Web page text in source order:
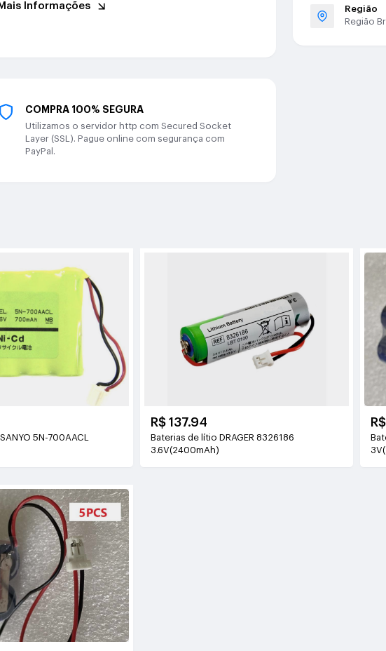
Informações
COMPRA 100% SEGURA
Utilizamos o servidor http com Secured Socket
Layer (SSL). Pague online com segurança com
PayPal.
Região
Região
5N-700AACL
R$ 137.94
Baterias de lítio DRAGER 8326186
3.6V(2400mAh)